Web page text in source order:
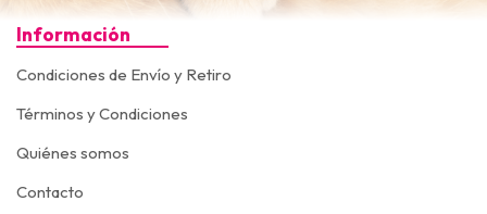
Información
Condiciones de Envío y Retiro
Términos y Condiciones
Quiénes somos
Contacto